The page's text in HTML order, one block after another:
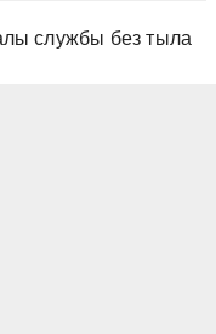
службы без тыла